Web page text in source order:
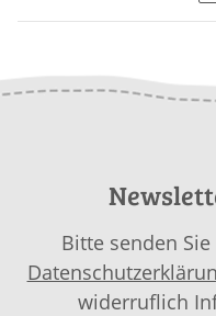
Bitte senden
widerruflich